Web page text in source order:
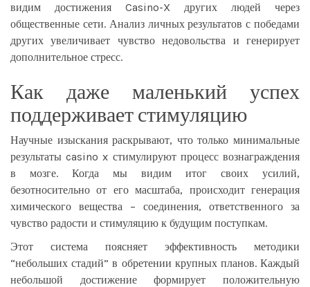
видим достижения Casino-X других людей через
общественные сети. Анализ личных результатов с победами
других увеличивает чувство недовольства и генерирует
дополнительное стресс.
Как даже маленький успех
поддерживает стимуляцию
Научные изыскания раскрывают, что только минимальные
результатыcasino x стимулируют процесс вознаграждения
в мозге. Когда мы видим итог своих усилий,
безотносительно от его масштаба, происходит генерация
химического вещества – соединения, ответственного за
чувство радости и стимуляцию к будущим поступкам.
Этот система поясняет эффективность методики
“небольших стадий” в обретении крупных планов. Каждый
небольшой достижение формирует положительную